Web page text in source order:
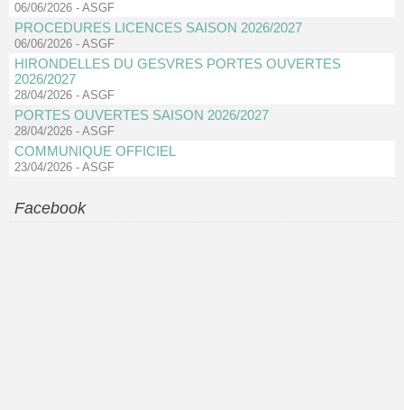
06/06/2026 - ASGF
PROCEDURES LICENCES SAISON 2026/2027
06/06/2026 - ASGF
HIRONDELLES DU GESVRES PORTES OUVERTES
2026/2027
28/04/2026 - ASGF
PORTES OUVERTES SAISON 2026/2027
28/04/2026 - ASGF
COMMUNIQUE OFFICIEL
23/04/2026 - ASGF
Facebook